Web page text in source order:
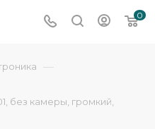
0
—
без камеры, громкий,